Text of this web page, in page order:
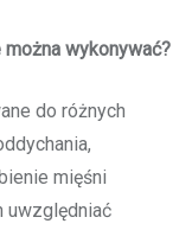
wykonywać?
do różnych
mięśni
uwzględniać